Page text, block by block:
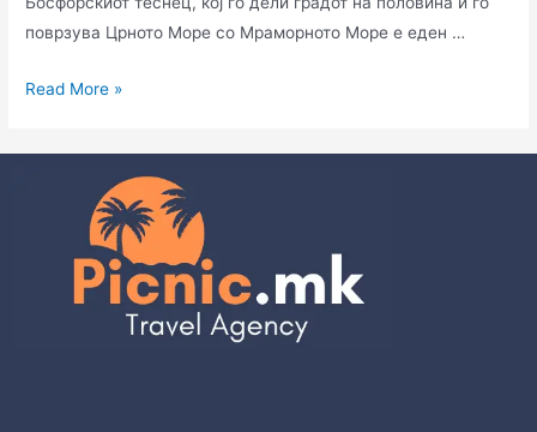
поврзува Црното Море со Мраморното Море е еден …
Read More »